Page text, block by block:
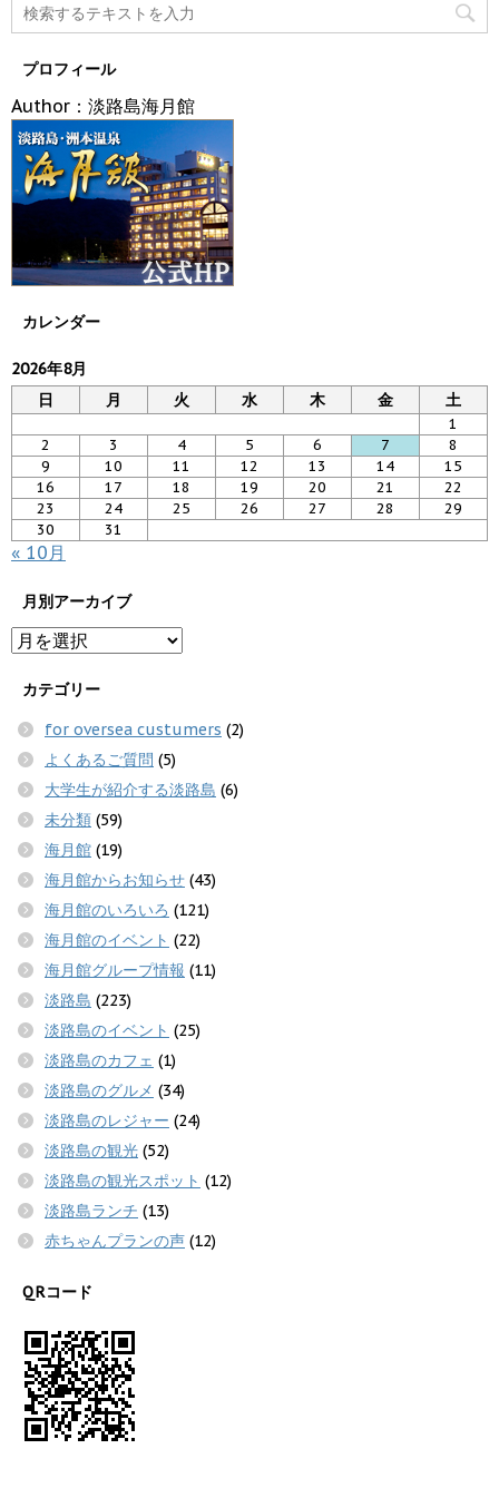
プロフィール
Author：淡路島海月館
カレンダー
2026年8月
日
月 火 水 木 金 土
1
2
3 4 5 6 7
8
9
10 11 12 13 14
15
16
17 18 19 20 21
22
23
24 25 26 27 28
29
30
31
« 10月
月別アーカイブ
カテゴリー
for oversea custumers (2)
よくあるご質問 (5)
大学生が紹介する淡路島 (6)
未分類 (59)
海月館 (19)
海月館からお知らせ (43)
海月館のいろいろ (121)
海月館のイベント (22)
海月館グループ情報 (11)
淡路島 (223)
淡路島のイベント (25)
淡路島のカフェ (1)
淡路島のグルメ (34)
淡路島のレジャー (24)
淡路島の観光 (52)
淡路島の観光スポット (12)
淡路島ランチ (13)
赤ちゃんプランの声 (12)
QRコード